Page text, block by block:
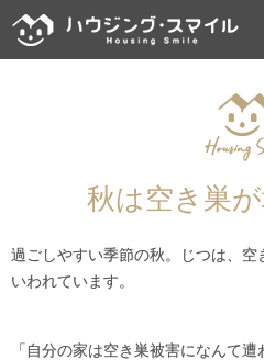
秋は空き巣が
過ごしやすい季節の秋。じつは、
いわれています。
「自分の家は空き巣被害になんて